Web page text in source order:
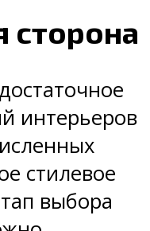
сторона
интерьеров
стилевое
выбора